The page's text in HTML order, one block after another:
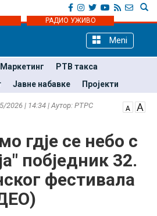
РАДИО УЖИВО
Meni
Маркетинг
РТВ такса
Јавне набавке Пројекти
2026 | 14:34 | Аутор: РТРС
гдје се небо с
побједник 32.
фестивала